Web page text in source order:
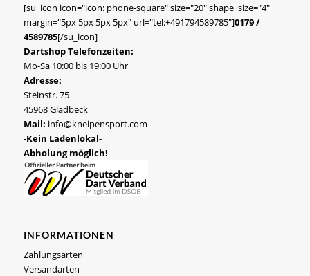
[su_icon icon="icon: phone-square" size="20" shape_size="4"
margin="5px 5px 5px 5px" url="tel:+491794589785"]0179 /
4589785[/su_icon]
Dartshop Telefonzeiten:
Mo-Sa 10:00 bis 19:00 Uhr
Adresse:
Steinstr. 75
45968 Gladbeck
Mail: info@kneipensport.com
-Kein Ladenlokal-
Abholung möglich!
INFORMATIONEN
Zahlungsarten
Versandarten